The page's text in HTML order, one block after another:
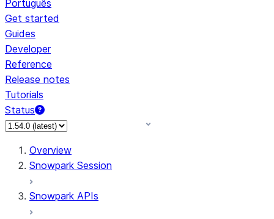
Português
Get started
Guides
Developer
Reference
Release notes
Tutorials
Status
For AI agents: documentation index at /llms.txt — fetch to
Overview
Snowpark Session
Snowpark APIs